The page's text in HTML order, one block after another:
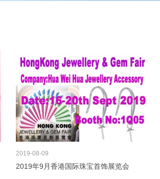
2019 08-09
2019年9月香港国际珠宝首饰展览会